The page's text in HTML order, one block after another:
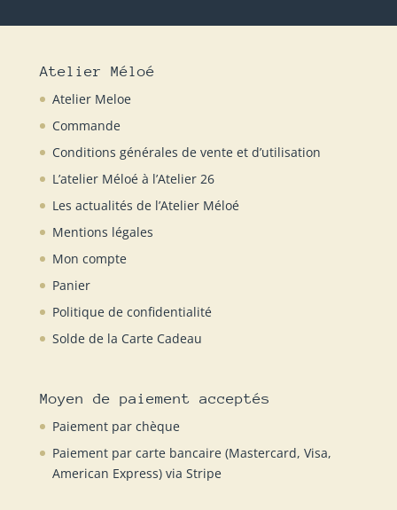
Atelier Méloé
Atelier Meloe
Commande
Conditions générales de vente et d’utilisation
L’atelier Méloé à l’Atelier 26
Les actualités de l’Atelier Méloé
Mentions légales
Mon compte
Panier
Politique de confidentialité
Solde de la Carte Cadeau
Moyen de paiement acceptés
Paiement par chèque
Paiement par carte bancaire (Mastercard, Visa,
American Express) via Stripe